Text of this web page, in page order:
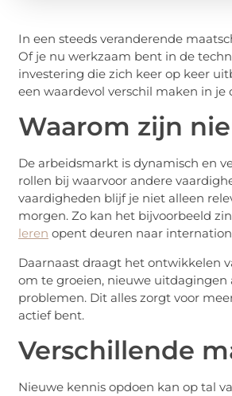
In een steeds veranderende
Of je nu werkzaam bent in de
investering die zich keer op keer
een waardevol verschil maken in
Waarom zijn
De arbeidsmarkt is dynamisch en
rollen bij waarvoor andere
vaardigheden blijf je niet alleen
morgen. Zo kan het bijvoorbeeld
leren opent deuren naar
Daarnaast draagt het ontwikkelen
om te groeien, nieuwe uitdagingen
problemen. Dit alles zorgt voor
actief bent.
Verschillende
Nieuwe kennis opdoen kan op tal